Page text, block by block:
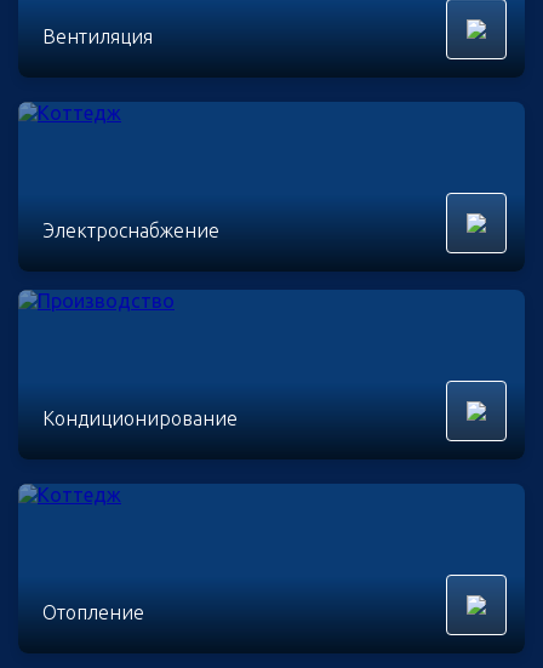
Вентиляция
Электроснабжение
Кондиционирование
Отопление